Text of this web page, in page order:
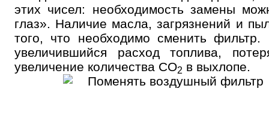
этих чисел: необходимость замены
глаз». Наличие масла, загрязнений и
того, что необходимо сменить фильтр.
увеличившийся расход топлива,
увеличение количества CO2 в выхлопе.